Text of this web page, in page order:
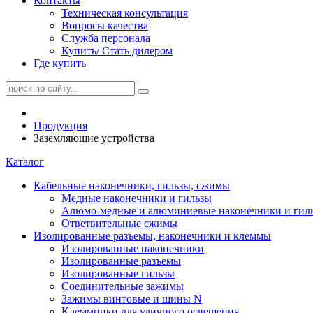
Техническая консультация
Вопросы качества
Служба персонала
Купить/ Стать дилером
Где купить
Продукция
Заземляющие устройства
Каталог
Кабельные наконечники, гильзы, сжимы
Медные наконечники и гильзы
Алюмо-медные и алюминиевые наконечники и
Ответвительные сжимы
Изолированные разъемы, наконечники и клеммы
Изолированные наконечники
Изолированные разъемы
Изолированные гильзы
Соединительные зажимы
Зажимы винтовые и шины N